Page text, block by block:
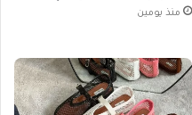
منذ يومين